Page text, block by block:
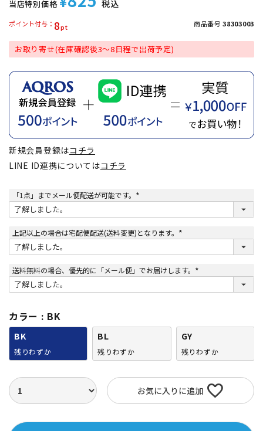
当店特別価格 税込
8
ポイント付与 商品番号 38303003
お取り寄せ(在庫確認後3～8日程で出荷予定)
新規会員登録はコチラ
LINE ID連携についてはコチラ
「1点」までメール便配送が可能です。
(
須
上記以上の場合は宅配便配送(送料変更)となります。
(
須
送料無料の場合、優先的に「メール便」でお届けします。
(
須
カラー BK
BK
残りわずか
BL
残りわずか
GY
残りわずか
お気に入りに追加